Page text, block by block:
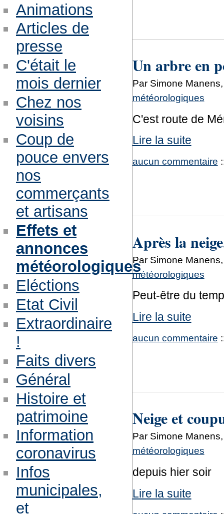
Un arbre en
Par Simone
météorologiques
C'est route de
Lire la suite
aucun commentaire
Après la
Par Simone
météorologiques
Peut-être du
Lire la suite
aucun commentaire
Neige et
Par Simone
météorologiques
depuis hier soir
Lire la suite
Animations
Articles de
presse
C'était le
mois dernier
Chez nos
voisins
Coup de
pouce envers
nos
commerçants
et artisans
Effets et
annonces
météorologiques
Eléctions
Etat Civil
Extraordinaire
!
Faits divers
Général
Histoire et
patrimoine
Information
coronavirus
Infos
municipales,
et